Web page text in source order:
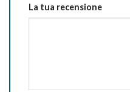
La tua recensione